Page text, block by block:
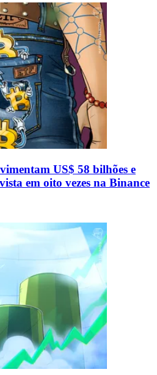
US$ 58 bilhões e
em oito vezes na Binance